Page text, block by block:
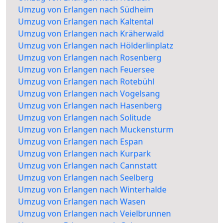
Umzug von Erlangen nach Südheim
Umzug von Erlangen nach Kaltental
Umzug von Erlangen nach Kräherwald
Umzug von Erlangen nach Hölderlinplatz
Umzug von Erlangen nach Rosenberg
Umzug von Erlangen nach Feuersee
Umzug von Erlangen nach Rotebühl
Umzug von Erlangen nach Vogelsang
Umzug von Erlangen nach Hasenberg
Umzug von Erlangen nach Solitude
Umzug von Erlangen nach Muckensturm
Umzug von Erlangen nach Espan
Umzug von Erlangen nach Kurpark
Umzug von Erlangen nach Cannstatt
Umzug von Erlangen nach Seelberg
Umzug von Erlangen nach Winterhalde
Umzug von Erlangen nach Wasen
Umzug von Erlangen nach Veielbrunnen